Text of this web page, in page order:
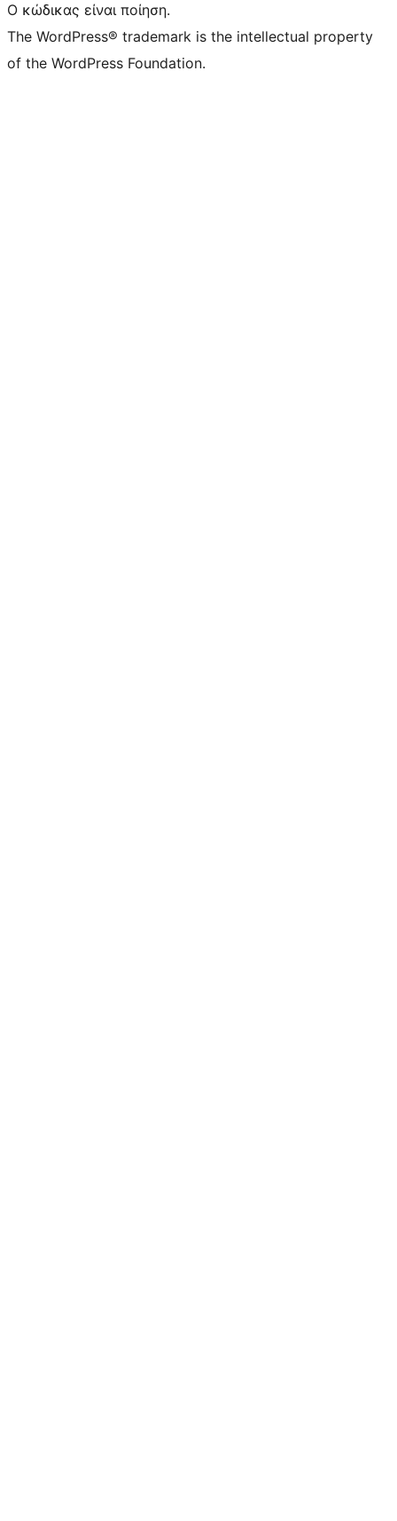
Ο κώδικας είναι ποίηση.
The WordPress® trademark is the intellectual property
of the WordPress Foundation.